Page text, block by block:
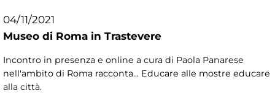
04/11/2021
Museo di Roma in Trastevere
Incontro in presenza e online a cura di Paola Panarese
nell'ambito di Roma racconta... Educare alle mostre educare
alla città.